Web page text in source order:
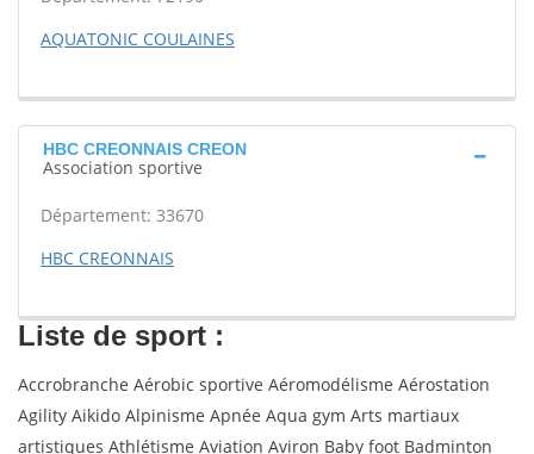
AQUATONIC COULAINES
HBC CREONNAIS CREON
Association sportive
Département: 33670
HBC CREONNAIS
Liste de sport :
Accrobranche Aérobic sportive Aéromodélisme Aérostation
Agility Aikido Alpinisme Apnée Aqua gym Arts martiaux
artistiques Athlétisme Aviation Aviron Baby foot Badminton